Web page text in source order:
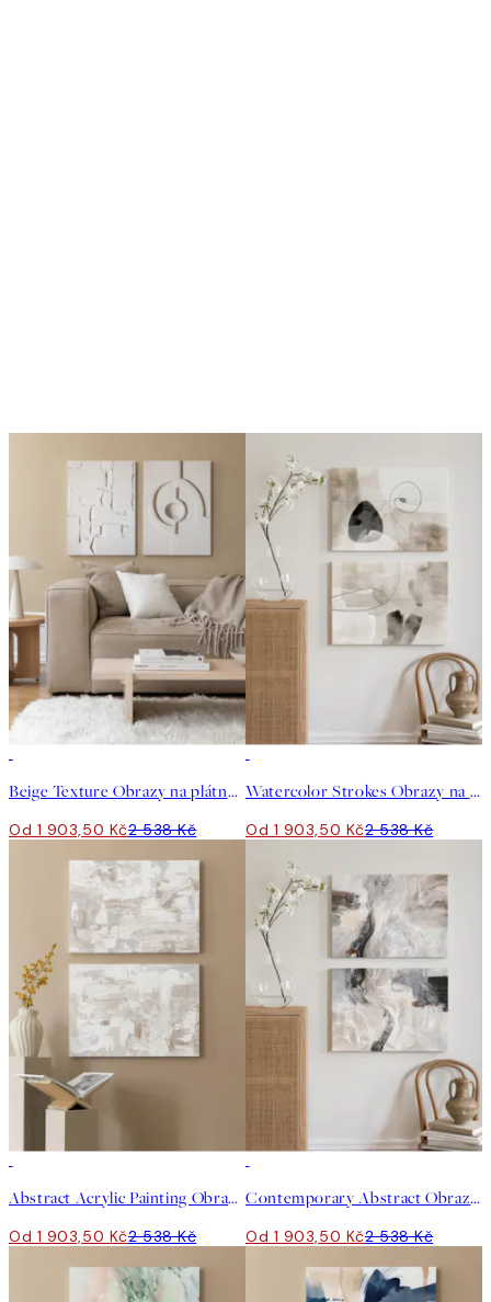
Beige Texture Obrazy na plátně Duo
Od 1 903,50 Kč2 538 Kč
Watercolor Strokes Obrazy na plátně Duo
Od 1 903,50 Kč2 538 Kč
Abstract Acrylic Painting Obrazy na plátně Duo
Od 1 903,50 Kč2 538 Kč
Contemporary Abstract Obrazy na plátně Duo
Od 1 903,50 Kč2 538 Kč